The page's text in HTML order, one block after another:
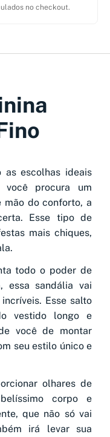
no checkout.
escolhas ideais
procura um
mão do conforto, a
Esse tipo de
mais chiques,
todo o poder de
essa sandália vai
Esse salto
vestido longo e
você de montar
seu estilo único e
olhares de
corpo e
que não só vai
irá levar sua